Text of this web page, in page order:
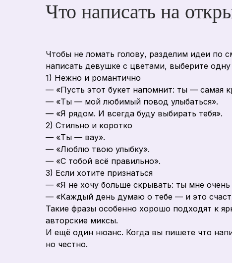
Что написать на
Чтобы не ломать голову, разделим идеи по
написать девушке с цветами, выберите
1) Нежно и романтично
— «Пусть этот букет напомнит: ты — самая
— «Ты — мой любимый повод улыбаться».
— «Я рядом. И всегда буду выбирать тебя».
2) Стильно и коротко
— «Ты — вау».
— «Люблю твою улыбку».
— «С тобой всё правильно».
3) Если хотите признаться
— «Я не хочу больше скрывать: ты мне очень
— «Каждый день думаю о тебе — и это
Такие фразы особенно хорошо подходят к
авторские миксы.
И ещё один нюанс. Когда вы пишете что
но честно.